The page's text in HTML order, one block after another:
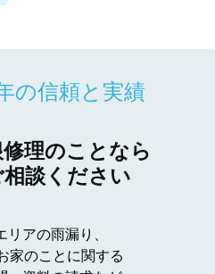
の信頼と実績
理のことなら
談ください
リアの雨漏り、
家のことに関する